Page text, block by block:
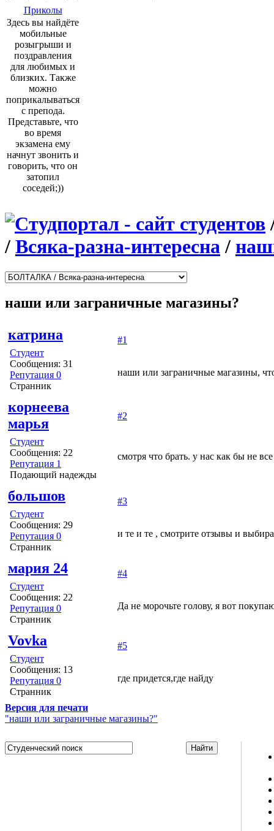
Приколы
Здесь вы найдёте
мобильные
розыгрыши и
поздравления
для любимых и
близких. Также
можно
поприкалываться
с препода.
Представьте, что
во время
экзамена ему
начнут звонить и
говорить, что он
затопил
соседей;))
/ Всяка-разна-интересна/
наши или заграничные магазины?
катрина
Студент
Сообщения: 31
Репутация 0
Странник
#1
наши или заграничные магазины,
корнеева
марья
Студент
Сообщения: 22
Репутация 1
Подающий надежды
#2
смотря что брать. у нас как бы не
большов
Студент
Сообщения: 29
Репутация 0
Странник
#3
и те и те , смотрите отзывы и
мария 24
Студент
Сообщения: 22
Репутация 0
Странник
#4
Да не морочьте голову, я вот
Vovka
Студент
Сообщения: 13
Репутация 0
Странник
#5
где придется,где найду
Версия для печати
"наши или заграничные магазины?"